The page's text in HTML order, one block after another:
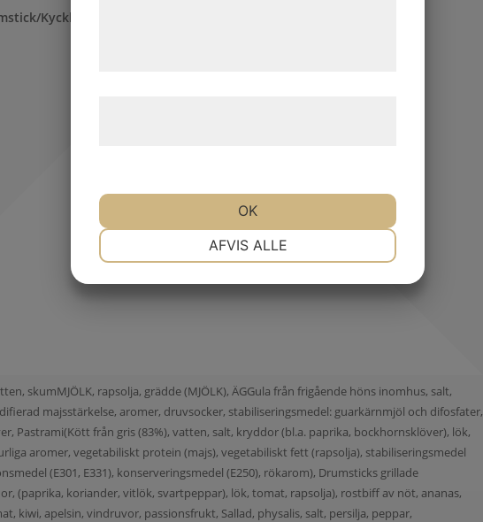
Kycklinginnerfilé chili med potatisgratäng
skumMJÖLK, rapsolja, grädde (MJÖLK), ÄGGula från frigående höns inomhus, salt,
majsstärkelse, aromer, druvsocker, stabiliseringsmedel: guarkärnmjöl och difosfater,
Pastrami(Kött från gris (83%), vatten, salt, kryddor (bl.a. paprika, bockhornsklöver), lök,
aromer, vegetabiliskt protein (majs), vegetabiliskt fett (rapsolja), stabiliseringsmedel
(E301, E331), konserveringsmedel (E250), rökarom), Drumsticks grillade
(paprika, koriander, vitlök, svartpeppar), lök, tomat, rapsolja), rostbiff av nöt, ananas,
kiwi, apelsin, vindruvor, passionsfrukt, Sallad, physalis, salt, persilja, peppar,
AFVIS ALLE
OK